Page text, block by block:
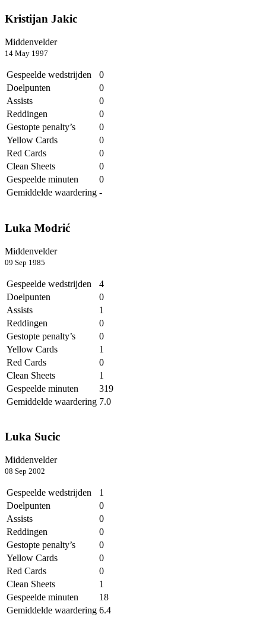
Kristijan Jakic
Middenvelder
14 May 1997
Gespeelde wedstrijden
0
Doelpunten
0
Assists
0
Reddingen
0
Gestopte penalty’s
0
Yellow Cards
0
Red Cards
0
Clean Sheets
0
Gespeelde minuten
0
Gemiddelde waardering -
Luka Modrić
Middenvelder
09 Sep 1985
Gespeelde wedstrijden
4
Doelpunten
0
Assists
1
Reddingen
0
Gestopte penalty’s
0
Yellow Cards
1
Red Cards
0
Clean Sheets
1
Gespeelde minuten
319
Gemiddelde waardering 7.0
Luka Sucic
Middenvelder
08 Sep 2002
Gespeelde wedstrijden
1
Doelpunten
0
Assists
0
Reddingen
0
Gestopte penalty’s
0
Yellow Cards
0
Red Cards
0
Clean Sheets
1
Gespeelde minuten
18
Gemiddelde waardering 6.4